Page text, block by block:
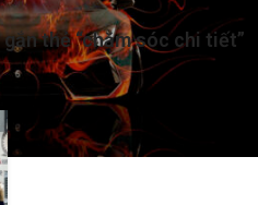
thẻ “chăm sóc chi tiết”